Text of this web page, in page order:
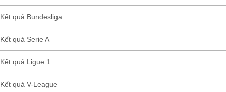
Kết quả Bundesliga
Kết quả Serie A
Kết quả Ligue 1
Kết quả V-League